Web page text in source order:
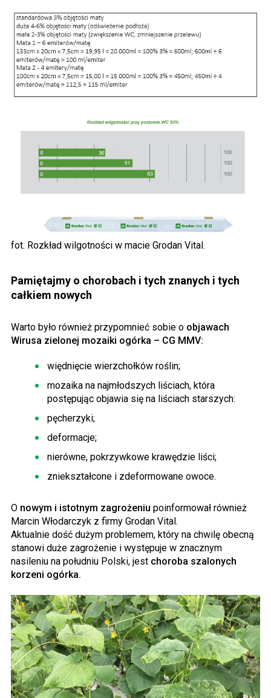
fot. Rozkład wilgotności w macie Grodan Vital.
Pamiętajmy o chorobach i tych znanych i tych
całkiem nowych
Warto było również przypomnieć sobie o objawach
Wirusa zielonej mozaiki ogórka – CG MMV:
więdnięcie wierzchołków roślin;
mozaika na najmłodszych liściach, która
postępując objawia się na liściach starszych:
pęcherzyki;
deformacje;
nierówne, pokrzywkowe krawędzie liści;
zniekształcone i zdeformowane owoce.
O nowym i istotnym zagrożeniu poinformował również
Marcin Włodarczyk z firmy Grodan Vital.
Aktualnie dość dużym problemem, który na chwilę obecną
stanowi duże zagrożenie i występuje w znacznym
nasileniu na południu Polski, jest choroba szalonych
korzeni ogórka.